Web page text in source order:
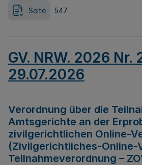
Seite 547
GV. NRW. 2026 Nr.
29.07.2026
Verordnung über die
Amtsgerichte an der
zivilgerichtlichen Online-
(Zivilgerichtliches-Online-
Teilnahmeverordnung –